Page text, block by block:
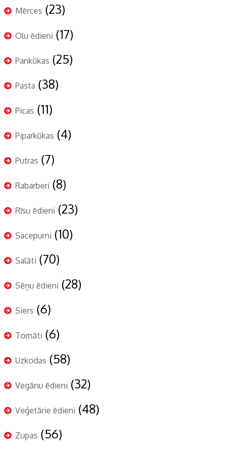
Mērces (23)
Olu ēdieni (17)
Pankūkas (25)
Pasta (38)
Picas (11)
Piparkūkas (4)
Putras (7)
Rabarberi (8)
Rīsu ēdieni (23)
Sacepumi (10)
Salāti (70)
Sēņu ēdieni (28)
Siers (6)
Tomāti (6)
Uzkodas (58)
Vegānu ēdieni (32)
Veģetārie ēdieni (48)
Zupas (56)